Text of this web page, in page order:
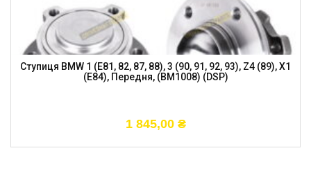
Ступиця BMW 1 (E81, 82, 87, 88), 3 (90, 91, 92, 93), Z4 (89), X1
(E84), Передня, (BM1008) (DSP)
1 845,00 ₴